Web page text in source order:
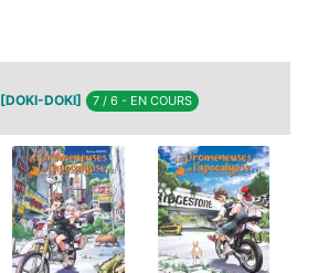
[DOKI-DOKI] 7 / 6 - EN COURS